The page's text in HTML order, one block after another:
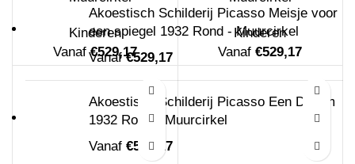
Kinderen
Vanaf€529,17
Kinderen
Vanaf€529,17
Akoestisch Schilderij Picasso Meisje voor
een spiegel 1932 Rond - Muurcirkel
Vanaf€529,17
Akoestisch Schilderij Picasso Een Droom
1932 Rond - Muurcirkel
Vanaf €529,17